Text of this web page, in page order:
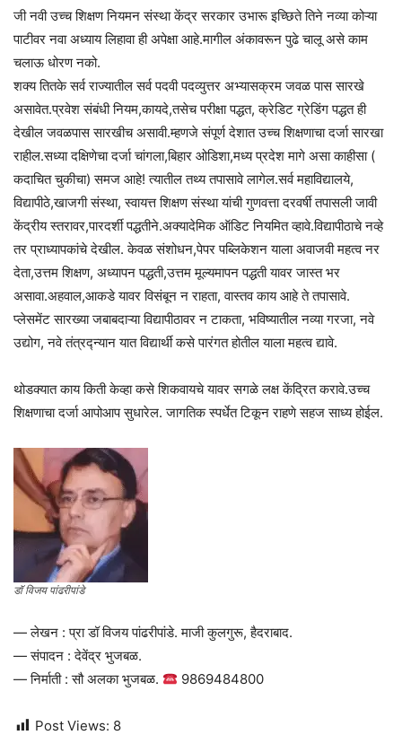
जी नवी उच्च शिक्षण नियमन संस्था केंद्र सरकार उभारू इच्छिते तिने नव्या कोऱ्या
पाटीवर नवा अध्याय लिहावा ही अपेक्षा आहे.मागील अंकावरून पुढे चालू असे काम
चलाऊ धोरण नको.
शक्य तितके सर्व राज्यातील सर्व पदवी पदव्युत्तर अभ्यासक्रम जवळ पास सारखे
असावेत.प्रवेश संबंधी नियम,कायदे,तसेच परीक्षा पद्धत, क्रेडिट ग्रेडिंग पद्धत ही
देखील जवळपास सारखीच असावी.म्हणजे संपूर्ण देशात उच्च शिक्षणाचा दर्जा सारखा
राहील.सध्या दक्षिणेचा दर्जा चांगला,बिहार ओडिशा,मध्य प्रदेश मागे असा काहीसा (
कदाचित चुकीचा) समज आहे! त्यातील तथ्य तपासावे लागेल.सर्व महाविद्यालये,
विद्यापीठे,खाजगी संस्था, स्वायत्त शिक्षण संस्था यांची गुणवत्ता दरवर्षी तपासली जावी
केंद्रीय स्तरावर,पारदर्शी पद्धतीने.अक्यादेमिक ऑडिट नियमित व्हावे.विद्यापीठाचे नव्हे
तर प्राध्यापकांचे देखील. केवळ संशोधन,पेपर पब्लिकेशन याला अवाजवी महत्व नर
देता,उत्तम शिक्षण, अध्यापन पद्धती,उत्तम मूल्यमापन पद्धती यावर जास्त भर
असावा.अहवाल,आकडे यावर विसंबून न राहता, वास्तव काय आहे ते तपासावे.
प्लेसमेंट सारख्या जबाबदाऱ्या विद्यापीठावर न टाकता, भविष्यातील नव्या गरजा, नवे
उद्योग, नवे तंत्रद्न्यान यात विद्यार्थी कसे पारंगत होतील याला महत्व द्यावे.
थोडक्यात काय किती केव्हा कसे शिकवायचे यावर सगळे लक्ष केंद्रित करावे.उच्च
शिक्षणाचा दर्जा आपोआप सुधारेल. जागतिक स्पर्धेत टिकून राहणे सहज साध्य होईल.
डॉ विजय पांढरीपांडे
— लेखन : प्रा डॉ विजय पांढरीपांडे. माजी कुलगुरू, हैदराबाद.
— संपादन : देवेंद्र भुजबळ.
— निर्माती : सौ अलका भुजबळ.
9869484800
Post Views: 8